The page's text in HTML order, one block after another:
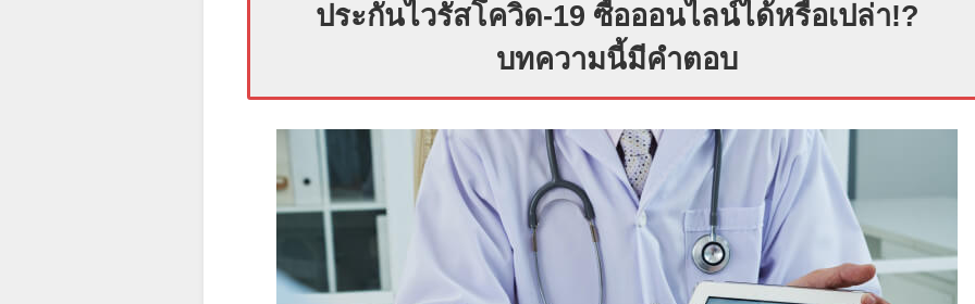
ประกันไวรัสโควิด-19 ซื้อออนไลน์ได้หรือเปล่า!?
บทความนี้มีคำตอบ